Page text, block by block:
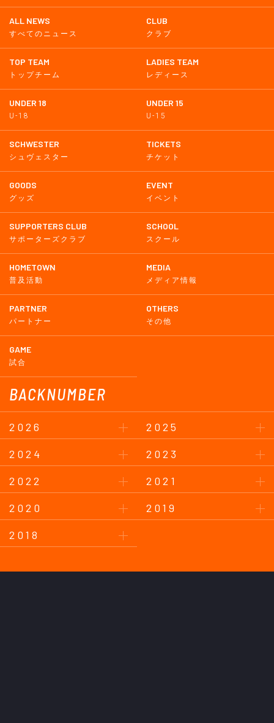
ALL NEWS
すべてのニュース
CLUB
クラブ
TOP TEAM
トップチーム
LADIES TEAM
レディース
UNDER 18
U-18
UNDER 15
U-15
SCHWESTER
シュヴェスター
TICKETS
チケット
GOODS
グッズ
EVENT
イベント
SUPPORTERS CLUB
サポーターズクラブ
SCHOOL
スクール
HOMETOWN
普及活動
MEDIA
メディア情報
PARTNER
パートナー
OTHERS
その他
GAME
試合
BACKNUMBER
2026
2025
2024
2023
2022
2021
2020
2019
2018